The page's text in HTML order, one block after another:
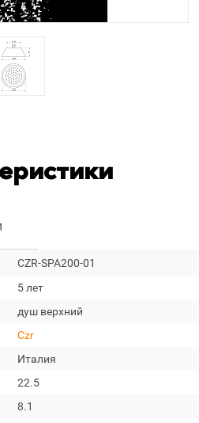
CZR-SPA200-01
5 лет
душ верхний
Czr
Италия
22.5
8.1